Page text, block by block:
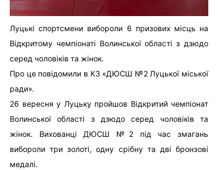
Луцькі спортсмени вибороли 6 призових місць на
Відкритому чемпіонаті Волинської області з дзюдо
серед чоловіків та жінок.
Про це повідомили в КЗ «ДЮСШ №2 Луцької міської
ради».
26 вересня у Луцьку пройшов Відкритий чемпіонат
Волинської області з дзюдо серед чоловіків та
жінок. Вихованці ДЮСШ №2 під час змагань
вибороли три золоті, одну срібну та дві бронзові
медалі.